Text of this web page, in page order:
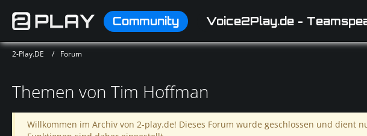
Community Voice2Play.de -
2-Play.DE Forum
Themen von Tim Hoffman
Willkommen im Archiv von 2-play.de! Dieses Forum wurde geschlossen und dient